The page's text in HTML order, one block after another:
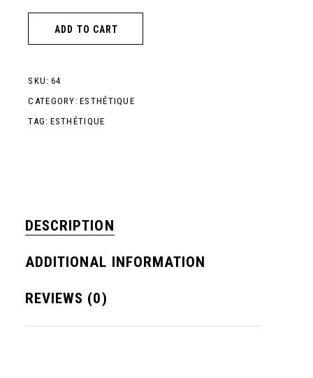
ADD TO CART
SKU: 64
CATEGORY: ESTHÉTIQUE
TAG: ESTHÉTIQUE
DESCRIPTION
ADDITIONAL INFORMATION
REVIEWS (0)